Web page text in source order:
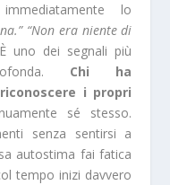
lo
“Non era niente di
uno dei segnali più
Chi ha
i propri
sé stesso.
senza sentirsi a
autostima fai fatica
tempo inizi davvero